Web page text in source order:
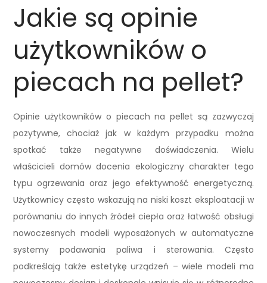
Jakie są opinie
użytkowników o
piecach na pellet?
Opinie użytkowników o piecach na pellet są zazwyczaj
pozytywne, chociaż jak w każdym przypadku można
spotkać także negatywne doświadczenia. Wielu
właścicieli domów docenia ekologiczny charakter tego
typu ogrzewania oraz jego efektywność energetyczną.
Użytkownicy często wskazują na niski koszt eksploatacji w
porównaniu do innych źródeł ciepła oraz łatwość obsługi
nowoczesnych modeli wyposażonych w automatyczne
systemy podawania paliwa i sterowania. Często
podkreślają także estetykę urządzeń – wiele modeli ma